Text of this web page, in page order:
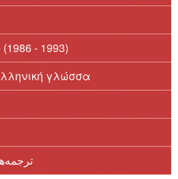
- 1993)
γλώσσα